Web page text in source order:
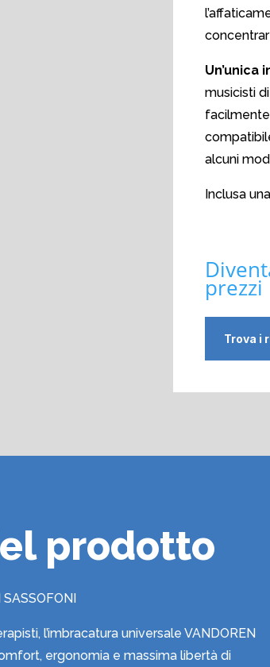
musicisti
alcuni
Inclusa
prezzi
Trova i
prodotto
l’imbracatura universale VANDOREN
ergonomia e massima libertà di